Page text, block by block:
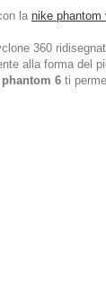
la nike phantom
360
alla forma del
6 ti